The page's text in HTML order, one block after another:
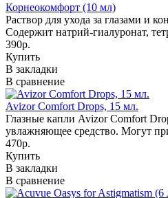
Корнеокомфорт (10 мл)
Раствор для ухода за глазами и
Содержит натрий-гиалуронат,
390р.
Купить
В закладки
В сравнение
Avizor Comfort Drops, 15 мл.
Глазные капли Avizor Comfort
увлажняющее средство. Могут
470р.
Купить
В закладки
В сравнение